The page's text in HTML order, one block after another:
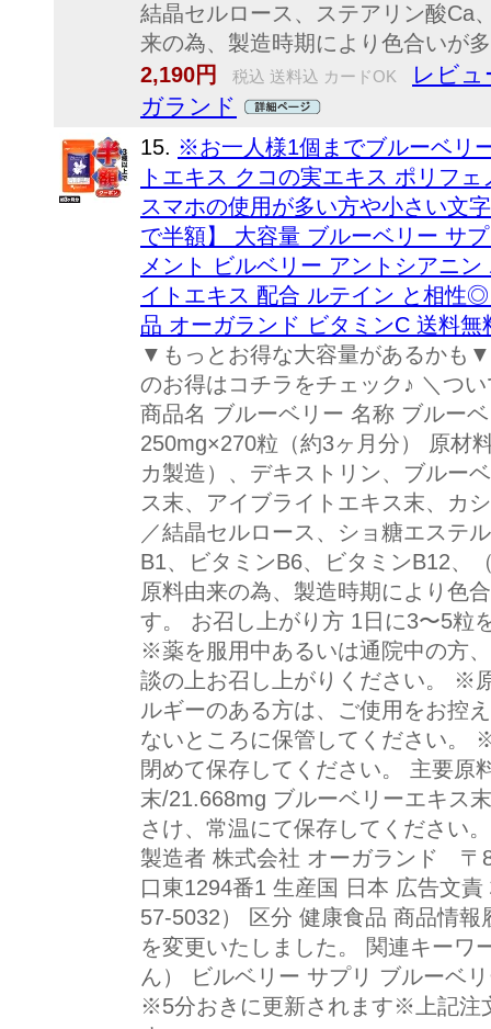
結晶セルロース、ステアリン酸
来の為、製造時期により色合いが
2,190円
税込 送料込 カードOK
レビュ
ガランド
15. ※お一人様1個までブルーベリ
トエキス クコの実エキス ポリフ
スマホの使用が多い方や小さい文
で半額】 大容量 ブルーベリー サ
メント ビルベリー アントシアニ
イトエキス 配合 ルテイン と相性
品 オーガランド ビタミンC 送料無
▼もっとお得な大容量があるかも
のお得はコチラをチェック♪ ＼つ
商品名 ブルーベリー 名称 ブルー
250mg×270粒（約3ヶ月分） 原材
カ製造）、デキストリン、ブルー
ス末、アイブライトエキス末、カ
／結晶セルロース、ショ糖エステ
B1、ビタミンB6、ビタミンB12、
原料由来の為、製造時期により色
す。 お召し上がり方 1日に3〜5粒
※薬を服用中あるいは通院中の方
談の上お召し上がりください。 ※
ルギーのある方は、ご使用をお控
ないところに保管してください。
閉めて保存してください。 主要原
末/21.668mg ブルーベリーエキス
さけ、常温にて保存してください
製造者 株式会社 オーガランド 〒
口東1294番1 生産国 日本 広告文
57-5032） 区分 健康食品 商品情
を変更いたしました。 関連キー
ん） ビルベリー サプリ ブルーベ
※5分おきに更新されます※上記注